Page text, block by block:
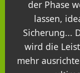
der Phase
lassen,
Sicherung...
wird die
mehr